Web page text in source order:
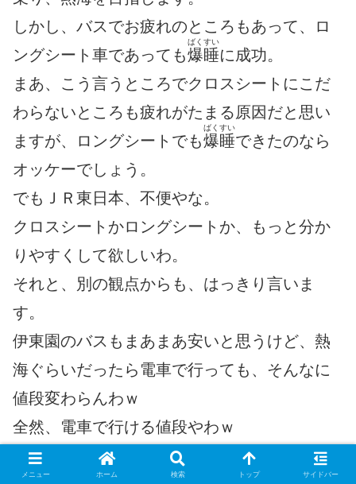
しかし、バスでお疲れのところもあって、ロ
ングシート車であっても爆睡
ばくすい
に成功。
まあ、こう言うところでクロスシートにこだ
わらないところも疲れがたまる原因だと思い
ますが、ロングシートでも爆睡
ばくすい
できたのなら
オッケーでしょう。
でもＪＲ東日本、不便やな。
クロスシートかロングシートか、もっと分か
りやすくして欲しいわ。
それと、別の観点からも、はっきり言いま
す。
伊東園のバスもまあまあ安いと思うけど、熱
海ぐらいだったら電車で行っても、そんなに
値段変わらんわｗ
全然、電車で行ける値段やわｗ
メニュー ホーム 検索 トップ サイドバー